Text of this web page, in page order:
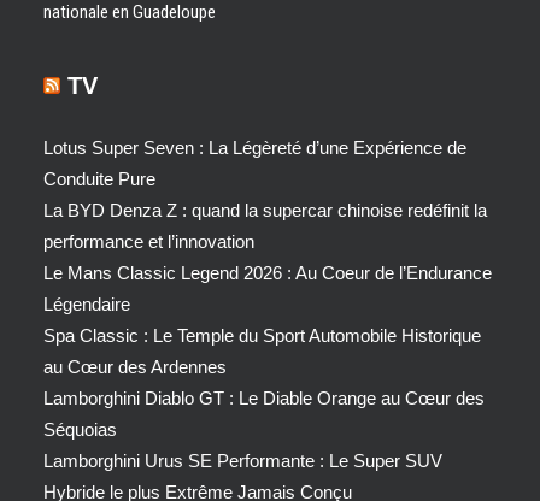
nationale en Guadeloupe
TV
Lotus Super Seven : La Légèreté d’une Expérience de
Conduite Pure
La BYD Denza Z : quand la supercar chinoise redéfinit la
performance et l’innovation
Le Mans Classic Legend 2026 : Au Coeur de l’Endurance
Légendaire
Spa Classic : Le Temple du Sport Automobile Historique
au Cœur des Ardennes
Lamborghini Diablo GT : Le Diable Orange au Cœur des
Séquoias
Lamborghini Urus SE Performante : Le Super SUV
Hybride le plus Extrême Jamais Conçu